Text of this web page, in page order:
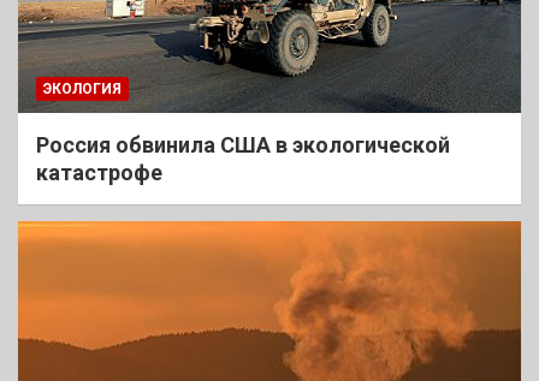
ЭКОЛОГИЯ
Россия обвинила США в экологической
катастрофе